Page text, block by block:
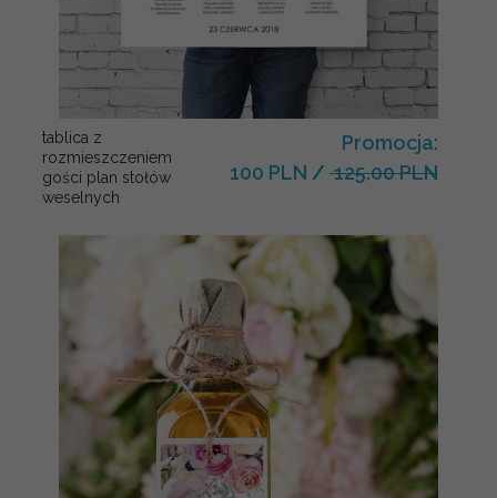
tablica z
rozmieszczeniem
gości plan stołów
weselnych
Promocja:
100 PLN / 125.00 PLN